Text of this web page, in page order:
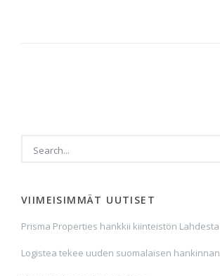
VIIMEISIMMÄT UUTISET
Prisma Properties hankkii kiinteistön Lahdesta
Logistea tekee uuden suomalaisen hankinnan